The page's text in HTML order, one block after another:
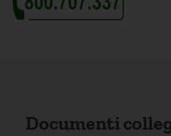
Documenti